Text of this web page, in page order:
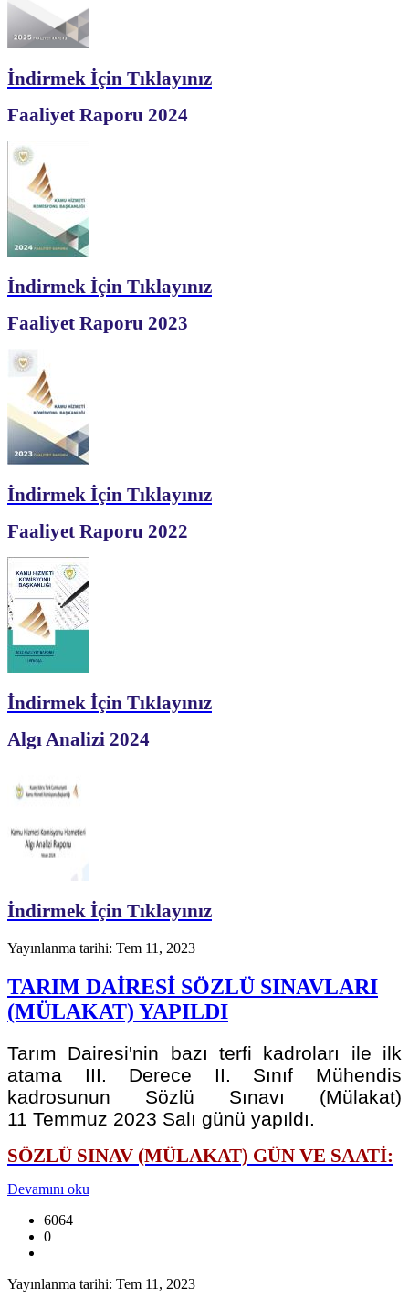
İndirmek İçin Tıklayınız
Faaliyet Raporu 2024
İndirmek İçin Tıklayınız
Faaliyet Raporu 2023
İndirmek İçin Tıklayınız
Faaliyet Raporu 2022
İndirmek İçin Tıklayınız
Algı Analizi 2024
İndirmek İçin Tıklayınız
Yayınlanma tarihi: Tem 11, 2023
TARIM DAİRESİ SÖZLÜ SINAVLARI
(MÜLAKAT) YAPILDI
Tarım Dairesi'nin bazı terfi kadroları ile ilk
atama III. Derece II. Sınıf Mühendis
kadrosunun Sözlü Sınavı (Mülakat)
11 Temmuz 2023 Salı günü yapıldı.
SÖZLÜ SINAV (MÜLAKAT) GÜN VE SAATİ:
Devamını oku
6064
0
Yayınlanma tarihi: Tem 11, 2023